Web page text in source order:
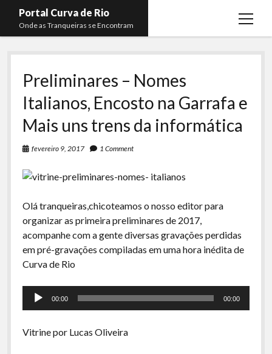
Portal Curva de Rio
Onde as Tranqueiras se Encontram
open
Podcasts open
Curva de Rio
Curva Belas Artes
Curva Classics
Komos
Rachão na Beira do RIo
Arquivo CDR
Papo Tranqueira
Especiais
Membros open
Almir Ribeiro
Felype Silva
Lucas Oliveira
Rafael Almeida
twitterfacebookinstagramyoutube
rss email telegram
Preliminares – Nomes
Italianos, Encosto na Garrafa e
Mais uns trens da informática
fevereiro 9, 2017 1 Comment
Olá tranqueiras,chicoteamos o nosso editor para
organizar as primeira preliminares de 2017,
acompanhe com a gente diversas gravações perdidas
em pré-gravações compiladas em uma hora inédita de
Curva de Rio
Tocador
00:00 00:00
Vitrine por Lucas Oliveira